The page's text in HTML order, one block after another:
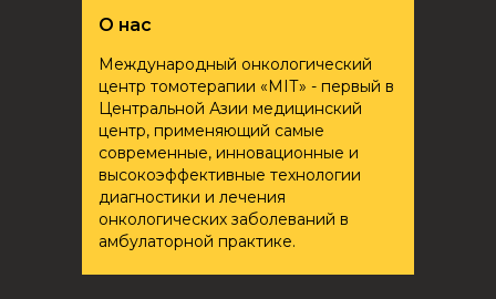
О нас
Международный онкологический
центр томотерапии «ҮМІТ» - первый в
Центральной Азии медицинский
центр, применяющий самые
современные, инновационные и
высокоэффективные технологии
диагностики и лечения
онкологических заболеваний в
амбулаторной практике.